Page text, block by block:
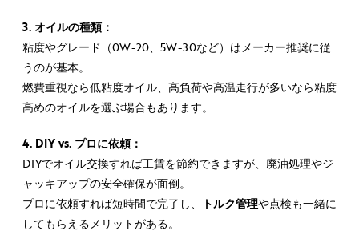
3. オイルの種類：
粘度やグレード（0W-20、5W-30など）はメーカー推奨に従
うのが基本。
燃費重視なら低粘度オイル、高負荷や高温走行が多いなら粘度
高めのオイルを選ぶ場合もあります。
4. DIY vs. プロに依頼：
DIYでオイル交換すれば工賃を節約できますが、廃油処理やジ
ャッキアップの安全確保が面倒。
プロに依頼すれば短時間で完了し、
トルク管理や点検も一緒に
してもらえるメリットがある。